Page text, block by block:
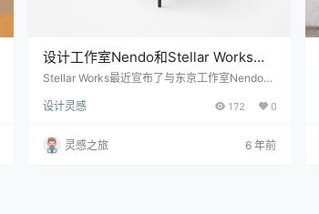
设计工作室Nendo和Stellar Works之
间的首次合作
Stellar Works最近宣布了与东京工作室Nendo的
和Kite。这三个系列将Nendo的设计专业知识和
合在一起。 该系列包括一个高脚凳，一个扶手椅
和一个镜子系统。带有“ Blend”字样的吧凳是由
设计灵感 172 0
灵感之旅 6 年前